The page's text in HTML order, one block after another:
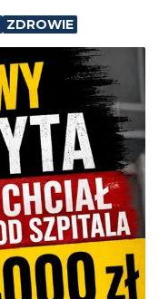
ZDROWIE